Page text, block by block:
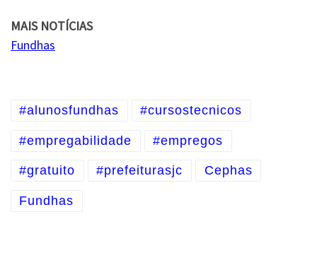
MAIS NOTÍCIAS
Fundhas
#alunosfundhas #cursostecnicos
#empregabilidade #empregos
#gratuito #prefeiturasjc Cephas
Fundhas